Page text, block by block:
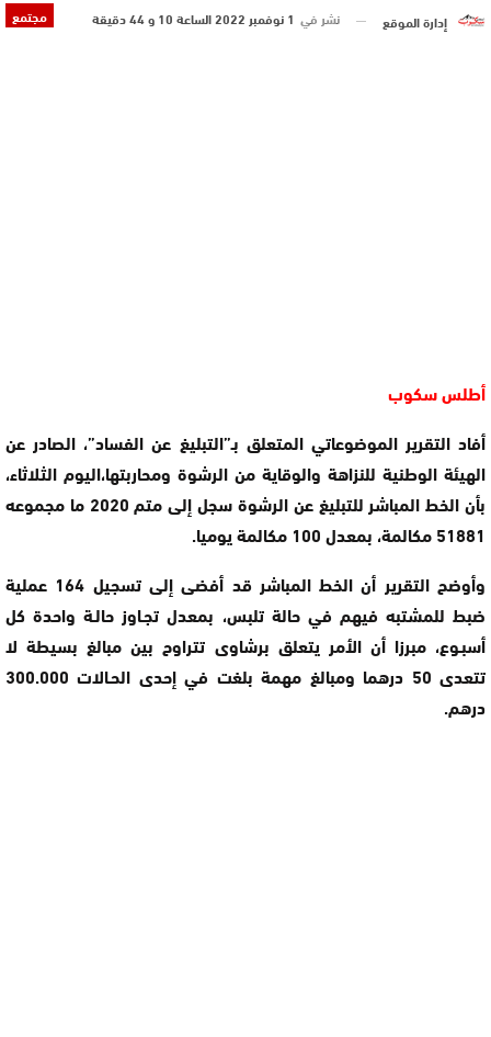
مجتمع إدارة الموقع نشر في 1 نوفمبر 2022 الساعة 10 و 44 دقيقة
أطلس سكوب
أفاد التقرير الموضوعاتي المتعلق بـ”التبليغ عن الفساد”، الصادر عن
الهيئة الوطنية للنزاهة والوقاية من الرشوة ومحاربتها،اليوم الثلاثاء،
بأن الخط المباشر للتبليغ عن الرشوة سجل إلى متم 2020 ما مجموعه
51881 مكالمة، بمعدل 100 مكالمة يوميا.
وأوضح التقرير أن الخط المباشر قد أفضى إلى تسجيل 164 عملية
ضبط للمشتبه فيهم في حالة تلبس، بمعدل تجـاوز حالـة واحدة كل
أسبـوع، مبرزا أن الأمر يتعلق برشاوى تتراوح بين مبالغ بسيطة لا
تتعدى 50 درهما ومبالغ مهمة بلغت في إحدى الحـالات 300.000
درهم.